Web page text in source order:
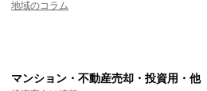
地域のコラム
マンション・不動産売却・投資用・他